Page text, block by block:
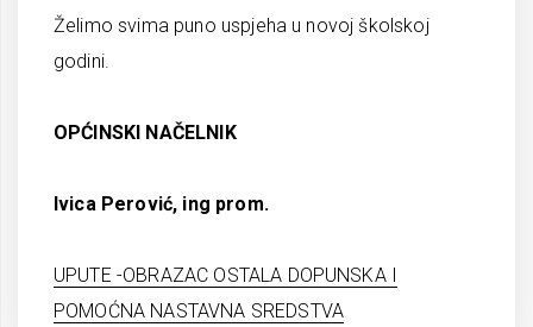
Želimo svima puno uspjeha u novoj školskoj
godini.
OPĆINSKI NAČELNIK
Ivica Perović, ing prom.
UPUTE -OBRAZAC OSTALA DOPUNSKA I
POMOĆNA NASTAVNA SREDSTVA